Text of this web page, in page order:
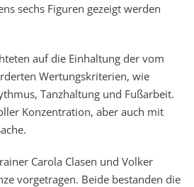
sechs Figuren gezeigt werden
auf die Einhaltung der vom
Wertungskriterien, wie
Tanzhaltung und Fußarbeit.
Konzentration, aber auch mit
Carola Clasen und Volker
vorgetragen. Beide bestanden die